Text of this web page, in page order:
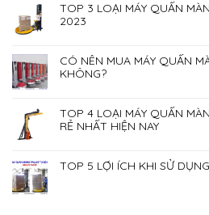
TOP 3 LOẠI MÁY QUẤN
2023
CÓ NÊN MUA MÁY QUẤN
KHÔNG?
TOP 4 LOẠI MÁY QUẤN
RẺ NHẤT HIỆN NAY
TOP 5 LỢI ÍCH KHI SỬ